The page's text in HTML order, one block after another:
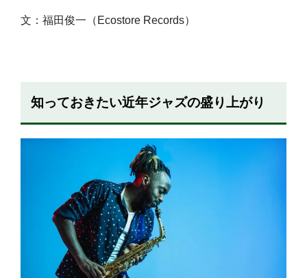
文：福田俊一（Ecostore Records）
知っておきたい近年ジャズの盛り上がり